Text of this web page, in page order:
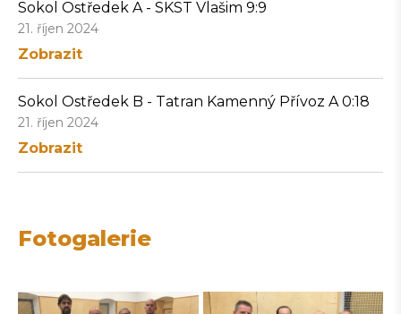
Sokol Ostředek A - SKST Vlašim 9:9
21. říjen 2024
Zobrazit
Sokol Ostředek B - Tatran Kamenný Přívoz A 0:18
21. říjen 2024
Zobrazit
Fotogalerie